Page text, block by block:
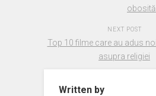
obosită
NEXT POST
Top 10 filme care au adus
asupra religiei
Written by